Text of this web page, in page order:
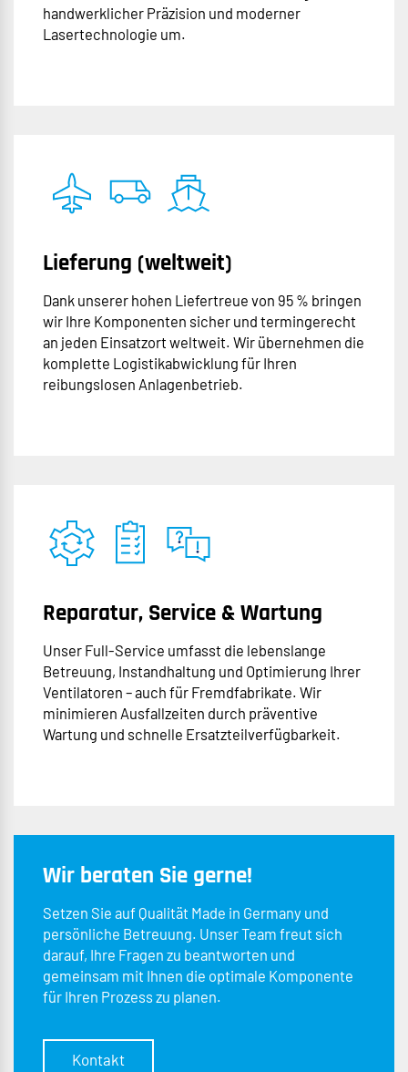
handwerklicher Präzision und moderner
Lasertechnologie um.
Lieferung (weltweit)
Dank unserer hohen Liefertreue von 95 % bringen
wir Ihre Komponenten sicher und termingerecht
an jeden Einsatzort weltweit. Wir übernehmen die
komplette Logistikabwicklung für Ihren
reibungslosen Anlagenbetrieb.
Reparatur, Service & Wartung
Unser Full-Service umfasst die lebenslange
Betreuung, Instandhaltung und Optimierung Ihrer
Ventilatoren – auch für Fremdfabrikate. Wir
minimieren Ausfallzeiten durch präventive
Wartung und schnelle Ersatzteilverfügbarkeit.
Wir beraten Sie gerne!
Setzen Sie auf Qualität Made in Germany und
persönliche Betreuung. Unser Team freut sich
darauf, Ihre Fragen zu beantworten und
gemeinsam mit Ihnen die optimale Komponente
für Ihren Prozess zu planen.
Kontakt